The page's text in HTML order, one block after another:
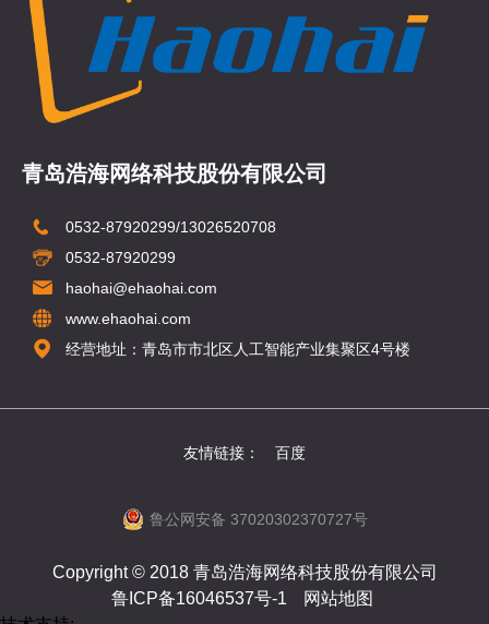
青岛浩海网络科技股份有限公司
0532-87920299/13026520708
0532-87920299
haohai@ehaohai.com
www.ehaohai.com
经营地址：青岛市市北区人工智能产业集聚区4号楼
友情链接： 百度
鲁公网安备 37020302370727号
Copyright © 2018 青岛浩海网络科技股份有限公司
鲁ICP备16046537号-1
网站地图